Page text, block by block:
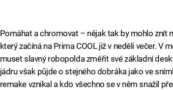
Pomáhat a chromovat – nějak tak by mohlo znít
který začíná na Prima COOL již v neděli večer. V
muset slavný robopolda změřit své základní
jádru však půjde o stejného dobráka jako ve
remake vznikal a kdo všechno se v něm snažil